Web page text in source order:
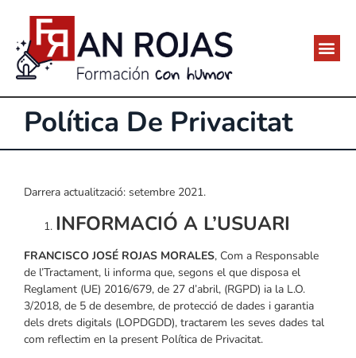
Política De Privacitat
Darrera actualització: setembre 2021.
INFORMACIÓ A L’USUARI
FRANCISCO JOSÉ ROJAS MORALES, Com a Responsable
de l’Tractament, li informa que, segons el que disposa el
Reglament (UE) 2016/679, de 27 d’abril, (RGPD) ia la L.O.
3/2018, de 5 de desembre, de protecció de dades i garantia
dels drets digitals (LOPDGDD), tractarem les seves dades tal
com reflectim en la present Política de Privacitat.